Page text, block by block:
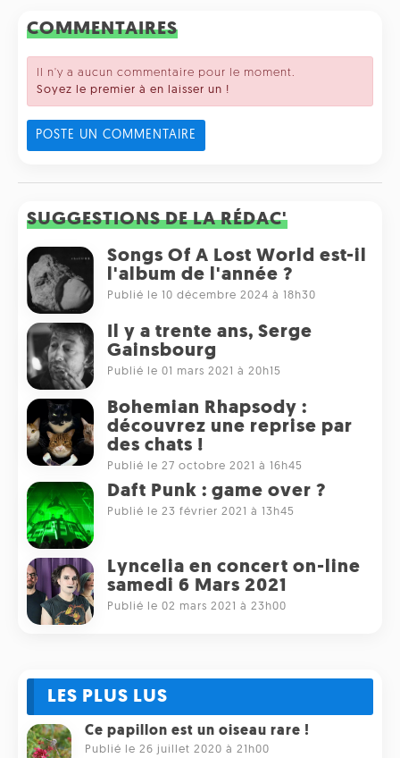
COMMENTAIRES
Il n'y a aucun commentaire pour le moment.
Soyez le premier à en laisser un !
POSTE UN COMMENTAIRE
SUGGESTIONS DE LA RÉDAC'
Songs Of A Lost World est-il
l'album de l'année ?
Publié le 10 décembre 2024 à 18h30
Il y a trente ans, Serge
Gainsbourg
Publié le 01 mars 2021 à 20h15
Bohemian Rhapsody :
découvrez une reprise par
des chats !
Publié le 27 octobre 2021 à 16h45
Daft Punk : game over ?
Publié le 23 février 2021 à 13h45
Lyncelia en concert on-line
samedi 6 Mars 2021
Publié le 02 mars 2021 à 23h00
LES PLUS LUS
Ce papillon est un oiseau rare !
Publié le 26 juillet 2020 à 21h00